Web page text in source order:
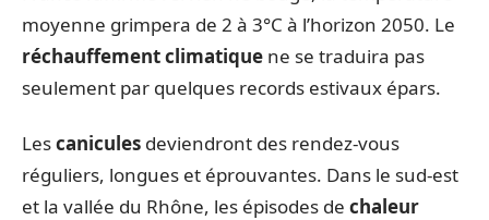
moyenne grimpera de 2 à 3°C à l’horizon 2050. Le
réchauffement climatique ne se traduira pas
seulement par quelques records estivaux épars.
Lescanicules deviendront des rendez-vous
réguliers, longues et éprouvantes. Dans le sud-est
et la vallée du Rhône, les épisodes de chaleur